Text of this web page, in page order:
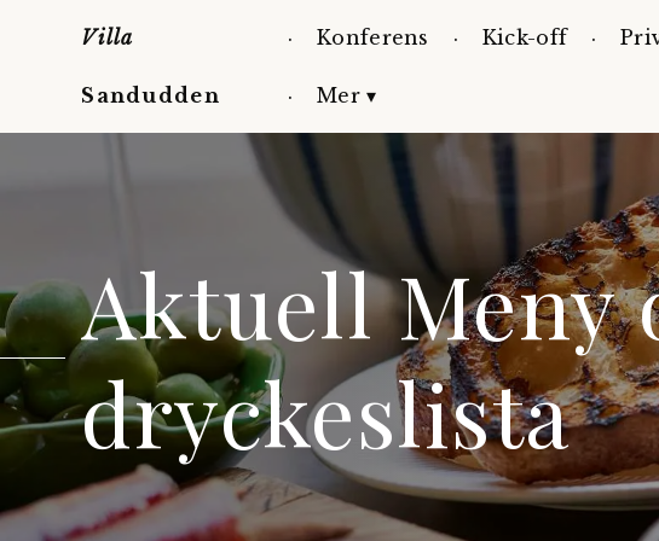
Villa
Sandudden
Konferens Kick-off
Mer ▾
Aktuell Meny
dryckeslista